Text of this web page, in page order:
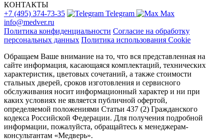
КОНТАКТЫ
+7 (495) 374-73-35
Telegram
Max
info@medver.ru
Политика конфиденциальности Согласие на обработку
персональных данных Политика использования Cookie
Обращаем Ваше внимание на то, что вся представленная на
сайте информация, касающаяся комплектаций, технических
характеристик, цветовых сочетаний, а также стоимости
стальных дверей, сроков изготовления и сервисного
обслуживания носит информационный характер и ни при
каких условиях не является публичной офертой,
определяемой положениями Статьи 437 (2) Гражданского
кодекса Российской Федерации. Для получения подробной
информации, пожалуйста, обращайтесь к менеджерам-
консультантам «Медверь».